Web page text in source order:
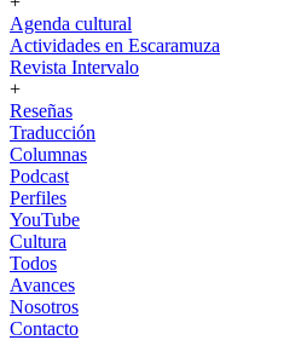
Agenda cultural
Actividades en Escaramuza
Revista Intervalo
+
Reseñas
Traducción
Columnas
Podcast
Perfiles
YouTube
Cultura
Todos
Avances
Nosotros
Contacto